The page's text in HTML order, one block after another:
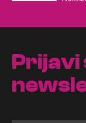
Prijavi